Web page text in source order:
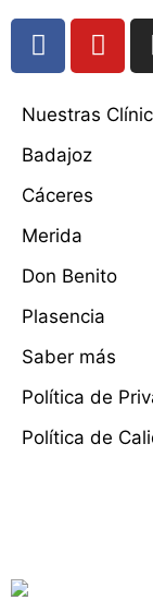
Nuestras
Badajoz
Cáceres
Merida
Don Benito
Plasencia
Saber más
Política de
Política de